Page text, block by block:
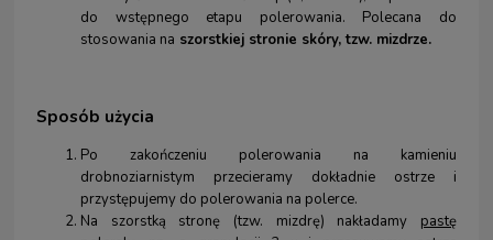
do wstępnego etapu polerowania. Polecana do
stosowania na szorstkiej stronie skóry, tzw. mizdrze.
Sposób użycia
Po zakończeniu polerowania na kamieniu
drobnoziarnistym przecieramy dokładnie ostrze i
przystępujemy do polerowania na polerce.
Na szorstką stronę (tzw. mizdrę) nakładamy pastę